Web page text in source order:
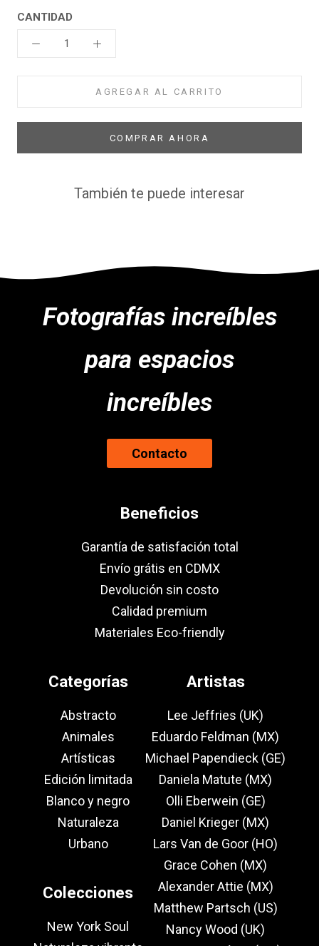
CANTIDAD
AGREGAR AL CARRITO
COMPRAR AHORA
También te puede interesar
Fotografías increíbles
para espacios
increíbles
Contacto
Beneficios
Garantía de satisfación total
Envío grátis en CDMX
Devolución sin costo
Calidad premium
Materiales Eco-friendly
Categorías
Abstracto
Animales
Artísticas
Edición limitada
Blanco y negro
Naturaleza
Urbano
Colecciones
New York Soul
Artistas
Lee Jeffries (UK)
Eduardo Feldman (MX)
Michael Papendieck (GE)
Daniela Matute (MX)
Olli Eberwein (GE)
Daniel Krieger (MX)
Lars Van de Goor (HO)
Grace Cohen (MX)
Alexander Attie (MX)
Matthew Partsch (US)
Nancy Wood (UK)